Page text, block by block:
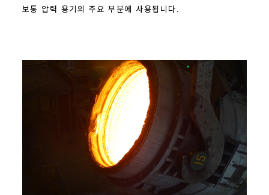
보통 압력 용기의 주요 부분에 사용됩니다.